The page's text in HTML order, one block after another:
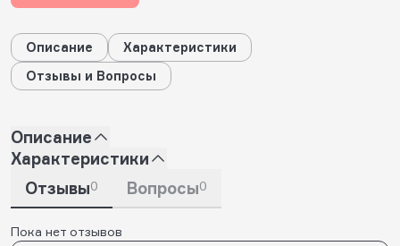
Описание
Характеристики
Отзывы и Вопросы
Описание
Характеристики
Отзывы0 Вопросы0
Пока нет отзывов